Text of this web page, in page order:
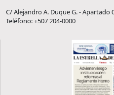
C/ Alejandro A. Duque G. - Apartado
Teléfono: +507 204-0000